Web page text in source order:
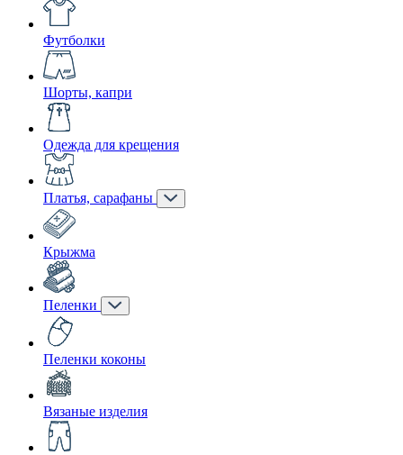
Футболки
Шорты, капри
Одежда для крещения
Платья, сарафаны
Крыжма
Пеленки
Пеленки коконы
Вязаные изделия